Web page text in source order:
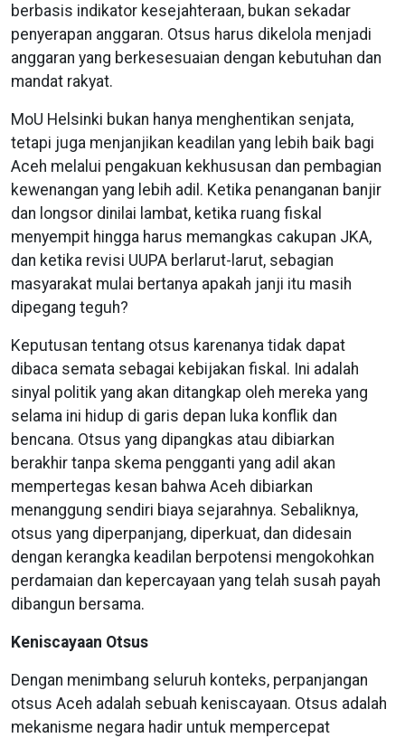
berbasis indikator kesejahteraan, bukan sekadar
penyerapan anggaran. Otsus harus dikelola menjadi
anggaran yang berkesesuaian dengan kebutuhan dan
mandat rakyat.
MoU Helsinki bukan hanya menghentikan senjata,
tetapi juga menjanjikan keadilan yang lebih baik bagi
Aceh melalui pengakuan kekhususan dan pembagian
kewenangan yang lebih adil. Ketika penanganan banjir
dan longsor dinilai lambat, ketika ruang fiskal
menyempit hingga harus memangkas cakupan JKA,
dan ketika revisi UUPA berlarut-larut, sebagian
masyarakat mulai bertanya apakah janji itu masih
dipegang teguh?
Keputusan tentang otsus karenanya tidak dapat
dibaca semata sebagai kebijakan fiskal. Ini adalah
sinyal politik yang akan ditangkap oleh mereka yang
selama ini hidup di garis depan luka konflik dan
bencana. Otsus yang dipangkas atau dibiarkan
berakhir tanpa skema pengganti yang adil akan
mempertegas kesan bahwa Aceh dibiarkan
menanggung sendiri biaya sejarahnya. Sebaliknya,
otsus yang diperpanjang, diperkuat, dan didesain
dengan kerangka keadilan berpotensi mengokohkan
perdamaian dan kepercayaan yang telah susah payah
dibangun bersama.
Keniscayaan Otsus
Dengan menimbang seluruh konteks, perpanjangan
otsus Aceh adalah sebuah keniscayaan. Otsus adalah
mekanisme negara hadir untuk mempercepat